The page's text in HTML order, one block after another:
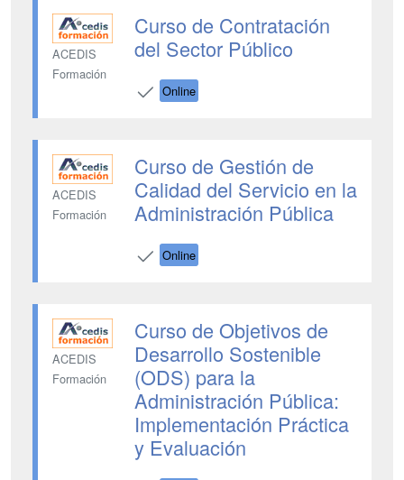
ACEDIS
Formación
Curso de Contratación
del Sector Público
Online
ACEDIS
Formación
Curso de Gestión de
Calidad del Servicio en la
Administración Pública
Online
ACEDIS
Formación
Curso de Objetivos de
Desarrollo Sostenible
(ODS) para la
Administración Pública:
Implementación Práctica
y Evaluación